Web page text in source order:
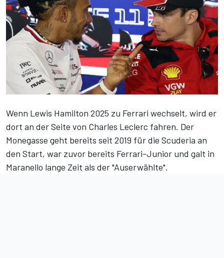
Wenn Lewis Hamilton 2025 zu Ferrari wechselt, wird er
dort an der Seite von Charles Leclerc fahren. Der
Monegasse geht bereits seit 2019 für die Scuderia an
den Start, war zuvor bereits Ferrari-Junior und galt in
Maranello lange Zeit als der "Auserwählte".